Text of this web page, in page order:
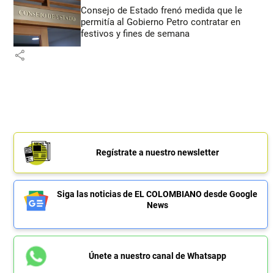
Consejo de Estado frenó medida que le
permitía al Gobierno Petro contratar en
festivos y fines de semana
share
Regístrate a nuestro newsletter
Siga las noticias de EL COLOMBIANO desde Google
News
Únete a nuestro canal de Whatsapp